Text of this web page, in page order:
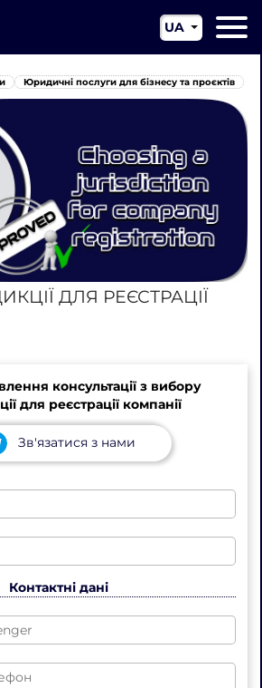
Про нас
Наші послуги
Новини
Юрисдикції
Контакти
UA
EN
CN
Юридичні послуги для бізнесу та проєктів
ДЛЯ РЕЄСТРАЦІЇ
консультації з вибору
для реєстрації компанії
Зв'язатися з нами
Контактні дані